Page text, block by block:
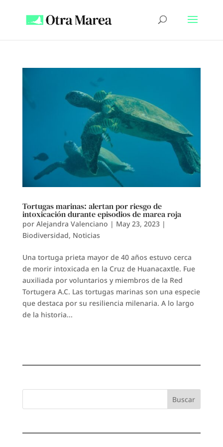
Tortugas marinas: alertan por riesgo de
intoxicación durante episodios de marea roja
por Alejandra Valenciano | May 23, 2023|
Biodiversidad, Noticias
Una tortuga prieta mayor de 40 años estuvo cerca
de morir intoxicada en la Cruz de Huanacaxtle. Fue
auxiliada por voluntarios y miembros de la Red
Tortugera A.C. Las tortugas marinas son una especie
que destaca por su resiliencia milenaria. A lo largo
de la historia...
Buscar